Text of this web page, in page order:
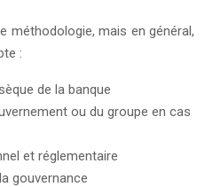
méthodologie, mais en général,
:
de la banque
ou du groupe en cas
et réglementaire
gouvernance